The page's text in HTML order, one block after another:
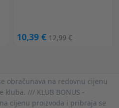
10,39 € 12,99 €
obračunava na redovnu cijenu
kluba. /// KLUB BONUS -
cijenu proizvoda i pribraja se